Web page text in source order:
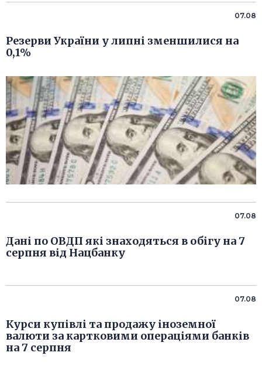
07.08
Резерви України у липні зменшилися на
0,1%
07.08
Дані по ОВДП які знаходяться в обігу на 7
серпня від Нацбанку
07.08
Курси купівлі та продажу іноземної
валюти за картковими операціями банків
на 7 серпня